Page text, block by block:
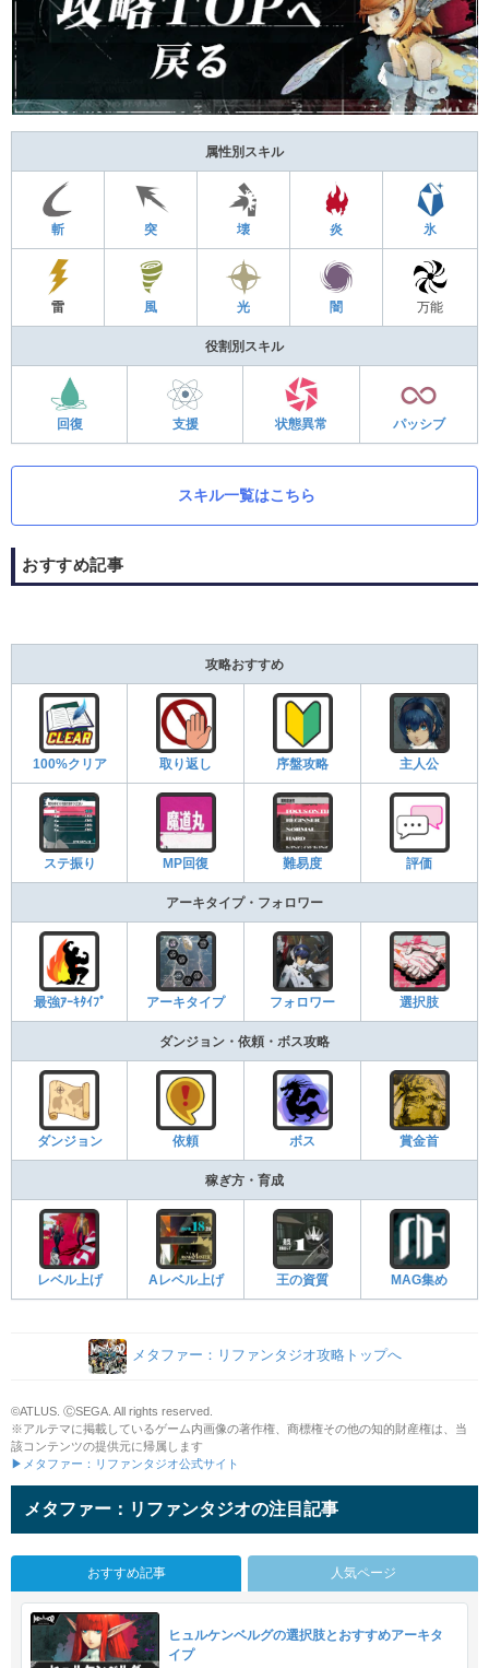
属性別スキル
斬 突 壊 炎 氷
雷 風 光 闇 万能
役割別スキル
回復 支援 状態異常 パッシブ
スキル一覧はこちら
おすすめ記事
攻略おすすめ
100%クリア 取り返し 序盤攻略 主人公
ステ振り MP回復 難易度 評価
アーキタイプ・フォロワー
最強ｱｰｷﾀｲﾌﾟ アーキタイプ フォロワー 選択肢
ダンジョン・依頼・ボス攻略
ダンジョン 依頼 ボス 賞金首
稼ぎ方・育成
レベル上げ Aレベル上げ 王の資質 MAG集め
メタファー：リファンタジオ攻略トップへ
©ATLUS. ⒸSEGA. All rights reserved.
※アルテマに掲載しているゲーム内画像の著作権、商標権その他の知的財産権は、当
該コンテンツの提供元に帰属します
▶メタファー：リファンタジオ公式サイト
メタファー：リファンタジオの注目記事
おすすめ記事 人気ページ
ヒュルケンベルグの選択肢とおすすめアーキタ
イプ